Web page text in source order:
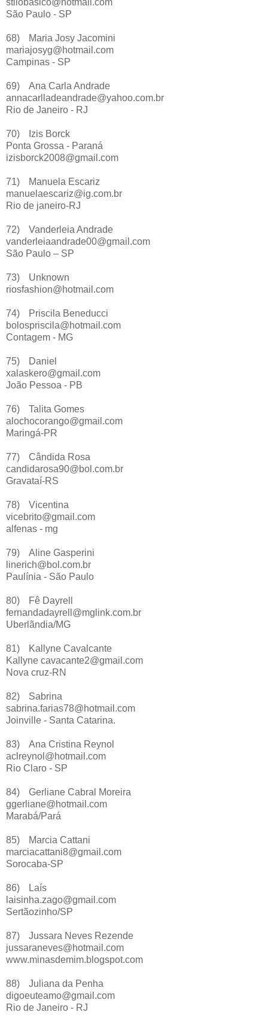
stilobasico@hotmail.com
São Paulo - SP
68)
Maria Josy Jacomini
mariajosyg@hotmail.com
Campinas - SP
69)
Ana Carla Andrade
annacarlladeandrade@yahoo.com.br
Rio de Janeiro - RJ
70)
Izis Borck
Ponta Grossa - Paraná
izisborck2008@gmail.com
71)
Manuela Escariz
manuelaescariz@ig.com.br
Rio de janeiro-RJ
72)
Vanderleia Andrade
vanderleiaandrade00@gmail.com
São Paulo – SP
73)
Unknown
riosfashion@hotmail.com
74)
Priscila Beneducci
bolospriscila@hotmail.com
Contagem - MG
75)
Daniel
xalaskero@gmail.com
João Pessoa - PB
76)
Talita Gomes
alochocorango@gmail.com
Maringá-PR
77)
Cândida Rosa
candidarosa90@bol.com.br
Gravataí-RS
78)
Vicentina
vicebrito@gmail.com
alfenas - mg
79)
Aline Gasperini
linerich@bol.com.br
Paulínia - São Paulo
80)
Fê Dayrell
fernandadayrell@mglink.com.br
Uberlãndia/MG
81)
Kallyne Cavalcante
Kallyne cavacante2@gmail.com
Nova cruz-RN
82)
Sabrina
sabrina.farias78@hotmail.com
Joinville - Santa Catarina.
83)
Ana Cristina Reynol
aclreynol@hotmail.com
Rio Claro - SP
84)
Gerliane Cabral Moreira
ggerliane@hotmail.com
Marabá/Pará
85)
Marcia Cattani
marciacattani8@gmail.com
Sorocaba-SP
86)
Laís
laisinha.zago@gmail.com
Sertãozinho/SP
87)
Jussara Neves Rezende
jussaraneves@hotmail.com
www.minasdemim.blogspot.com
88)
Juliana da Penha
digoeuteamo@gmail.com
Rio de Janeiro - RJ